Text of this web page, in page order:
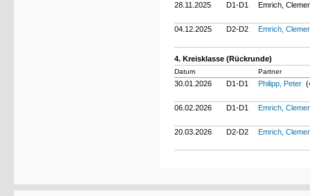
28.11.2025 D1-D1 Emrich,
04.12.2025 D2-D2 Emrich,
4. Kreisklasse (Rückrunde)
Datum Partner
30.01.2026 D1-D1 Philipp, Peter
06.02.2026 D1-D1 Emrich,
20.03.2026 D2-D2 Emrich,